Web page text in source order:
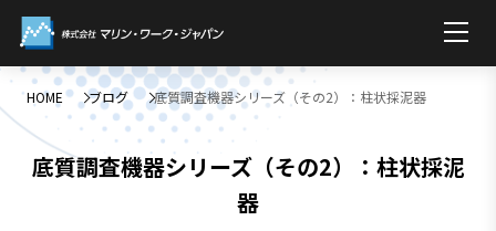
HOME ブログ 底質調査機器シリーズ（その2）：柱状採泥器
底質調査機器シリーズ（その2）：柱状採泥
器